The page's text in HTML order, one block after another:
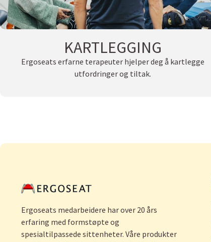
KARTLEGGING
Ergoseats erfarne terapeuter hjelper deg å kartlegge
utfordringer og tiltak.
Ergoseats medarbeidere har over 20 års
erfaring med formstøpte og
spesialtilpassede sittenheter. Våre produkter